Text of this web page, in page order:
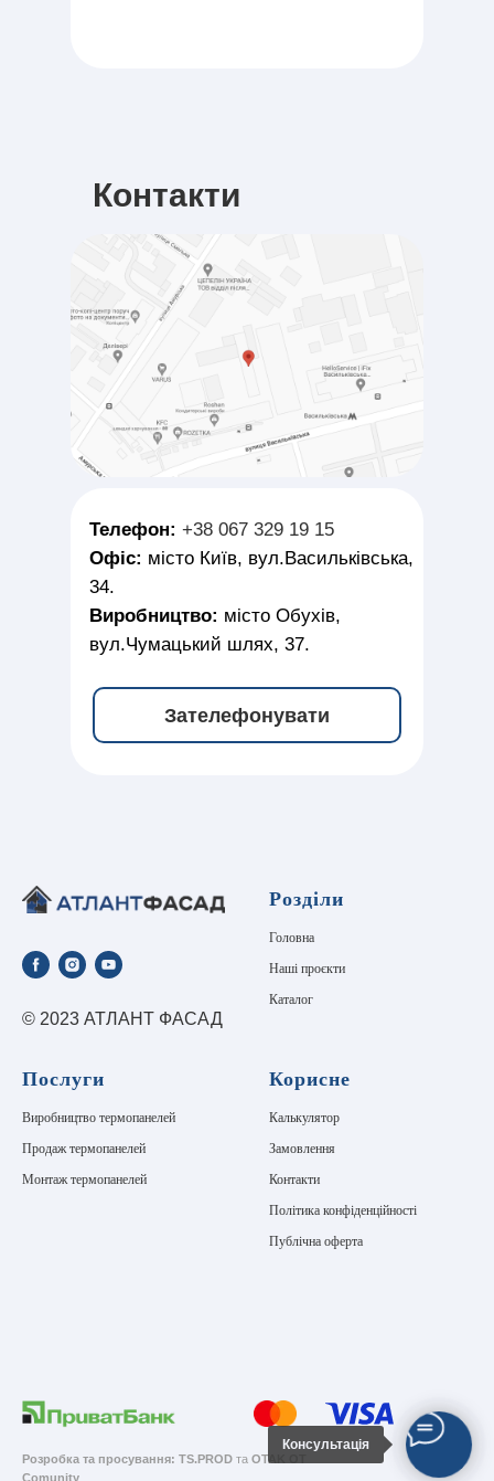
Контакти
Телефон: +38 067 329 19 15
Офіс: місто Київ, вул.Васильківська,
34.
Виробництво: місто Обухів,
вул.Чумацький шлях, 37.
Зателефонувати
© 2023 АТЛАНТ ФАСАД
Розділи
Головна
Наші проєкти
Каталог
Послуги
Виробництво термопанелей
Продаж термопанелей
Монтаж термопанелей
Корисне
Калькулятор
Замовлення
Контакти
Політика конфіденційності
Публічна оферта
Розробка та просування: TS.PROD та OTAK OT
Comunity
Консультація